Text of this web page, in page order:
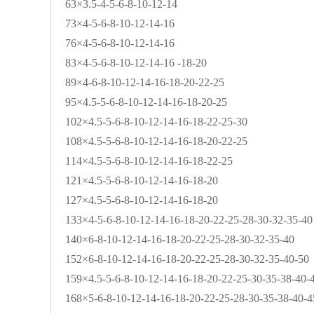
63×3.5-4-5-6-8-10-12-14
73×4-5-6-8-10-12-14-16
76×4-5-6-8-10-12-14-16
83×4-5-6-8-10-12-14-16 -18-20
89×4-6-8-10-12-14-16-18-20-22-25
95×4.5-5-6-8-10-12-14-16-18-20-25
102×4.5-5-6-8-10-12-14-16-18-22-25-30
108×4.5-5-6-8-10-12-14-16-18-20-22-25
114×4.5-5-6-8-10-12-14-16-18-22-25
121×4.5-5-6-8-10-12-14-16-18-20
127×4.5-5-6-8-10-12-14-16-18-20
133×4-5-6-8-10-12-14-16-18-20-22-25-28-30-32-35-40
140×6-8-10-12-14-16-18-20-22-25-28-30-32-35-40
152×6-8-10-12-14-16-18-20-22-25-28-30-32-35-40-50
159×4.5-5-6-8-10-12-14-16-18-20-22-25-30-35-38-40-
168×5-6-8-10-12-14-16-18-20-22-25-28-30-35-38-40-